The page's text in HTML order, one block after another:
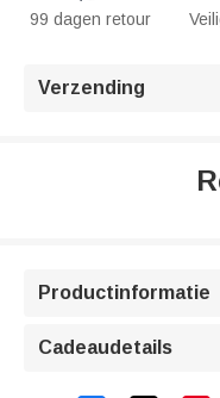
99 dagen retour
Verzending
Productinformatie
Cadeaudetails